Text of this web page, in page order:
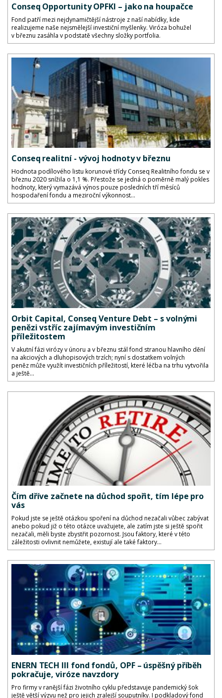
Conseq Opportunity OPFKI – jako na houpačce
Fond patří mezi nejdynamičtější nástroje z naší nabídky, kde
realizujeme naše nejsmělejší investiční myšlenky. Viróza bohužel
v březnu zasáhla v podstatě všechny složky portfolia.
Conseq realitní - vývoj hodnoty v březnu
Hodnota podílového listu korunové třídy Conseq Realitního fondu se v
březnu 2020 snížila o 1,1 %. Přestože se jedná o poměrně malý pokles
hodnoty, který vymazává výnos pouze posledních tří měsíců
hospodaření fondu a meziroční výkonnost...
Orbit Capital, Conseq Venture Debt – s volnými
penězi vstříc zajímavým investičním
příležitostem
V akutní fázi virózy v únoru a v březnu stál fond stranou hlavního dění
na akciových a dluhopisových trzích; nyní s dostatkem volných
peněz může využít investičních příležitostí, které léčba na trhu vytvořila
a ještě...
Čím dříve začnete na důchod spořit, tím lépe pro
vás
Pokud jste se ještě otázkou spoření na důchod nezačali vůbec zabývat
anebo pokud již o této otázce uvažujete, ale zatím jste si ještě spořit
nezačali, měli byste zbystřit pozornost. Jsou faktory, které v této
záležitosti ovlivnit nemůžete, existují ale také faktory...
ENERN TECH III fond fondů, OPF – úspěšný příběh
pokračuje, viróze navzdory
Pro firmy v ranější fázi životního cyklu představuje pandemický šok
ještě větší výzvu než pro jejich zralejší souputníky. I podkladový fond